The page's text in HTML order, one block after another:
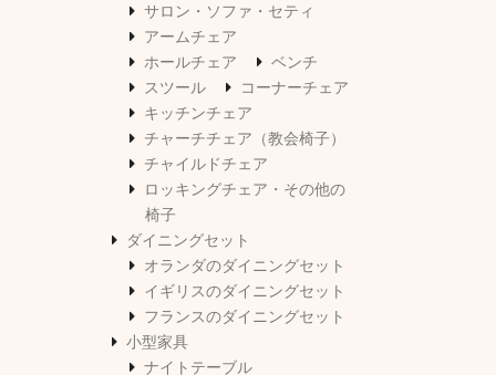
サロン・ソファ・セティ
アームチェア
ホールチェア
ベンチ
スツール
コーナーチェア
キッチンチェア
チャーチチェア（教会椅子）
チャイルドチェア
ロッキングチェア・その他の
椅子
ダイニングセット
オランダのダイニングセット
イギリスのダイニングセット
フランスのダイニングセット
小型家具
ナイトテーブル